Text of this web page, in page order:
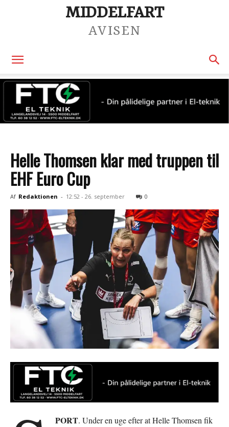
MIDDELFART
AVISEN
Helle Thomsen klar med truppen til
EHF Euro Cup
Af Redaktionen - 12:52 - 26. september 0
PORT. Under en uge efter at Helle Thomsen fik